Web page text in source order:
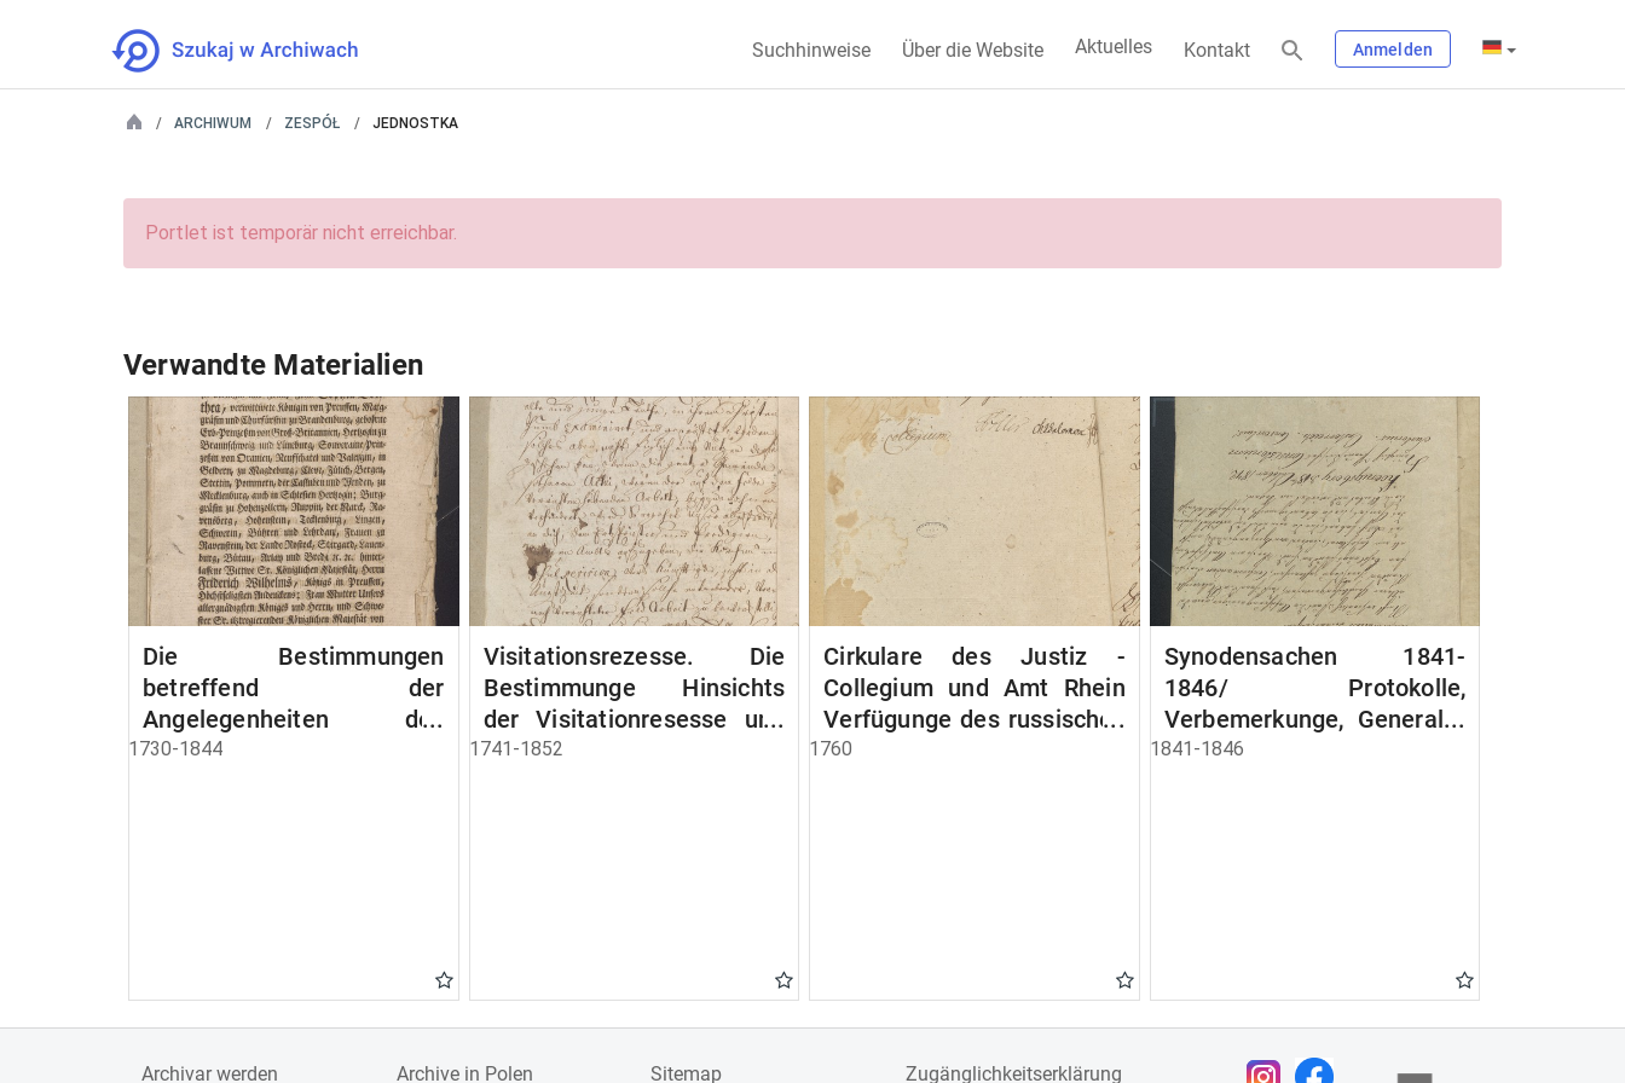
Suchhinweise Über die Website Aktuelles Kontakt Anmelden
ARCHIWUM ZESPÓŁ JEDNOSTKA
Portlet ist temporär nicht erreichbar.
Verwandte Materialien
Die Bestimmungen
betreffend der
Angelegenheiten des
Königliches Hauses/
1730-1844
Visitationsrezesse. Die
Bestimmunge Hinsichts
der Visitationresesse und
revisions Erinnerungen
1741-1852
Cirkulare des Justiz -
Collegium und Amt Rhein
Verfügunge des russisches
Gouverneur von Preussen
1760
Synodensachen 1841-
1846/ Protokolle,
Verbemerkunge, General -
Bescieid, Geschäfts -
1841-1846
Archivar werden Archive in Polen Sitemap Zugänglichkeitserklärung